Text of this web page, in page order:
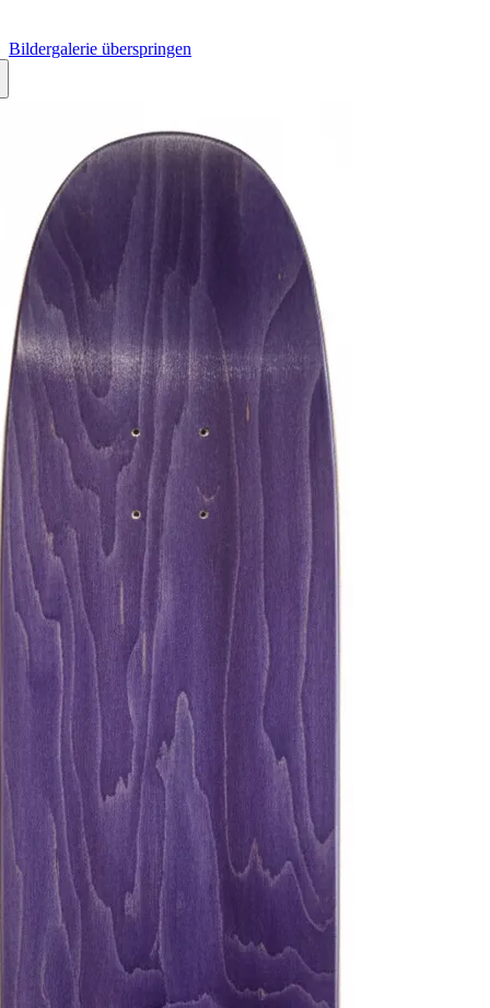
Bildergalerie überspringen